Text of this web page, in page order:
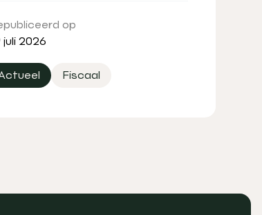
op
juli 2026
Fiscaal